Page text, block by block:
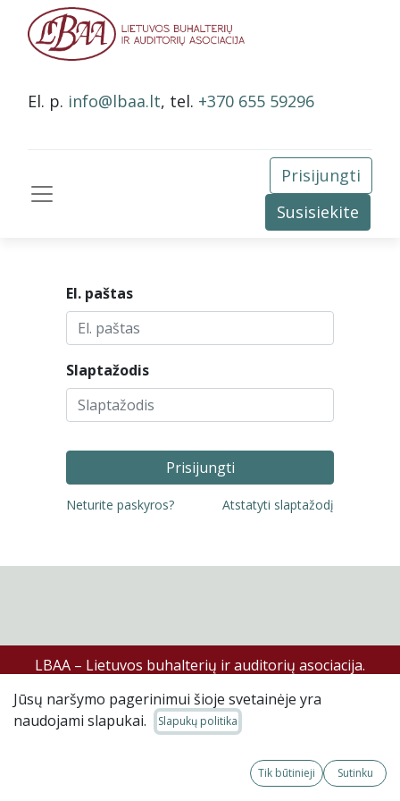
El. p. info@lbaa.lt, tel. +370 655 59296
Prisijungti
Susisiekite
El. paštas
Slaptažodis
Prisijungti
Neturite paskyros? Atstatyti slaptažodį
LBAA – Lietuvos buhalterių ir auditorių asociacija.
©LBAA, LBAA svetainėje skelbiama informacija skirta
išimtinai ją įsigijusiam asmeniui, be teisės kopijuoti ar
LBAA tvarkos, reglamentai, metodinė medžiaga ar
Jūsų naršymo pagerinimui šioje svetainėje yra
naudojami slapukai.
Slapukų politika
Tik būtinieji Sutinku